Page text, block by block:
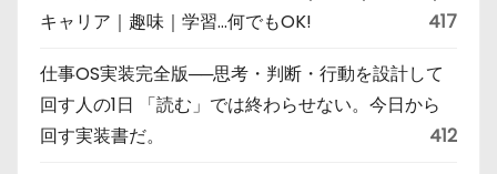
キャリア｜趣味｜学習…何でもOK!
417
仕事OS実装完全版──思考・判断・行動を設計して
回す人の1日 「読む」では終わらせない。今日から
回す実装書だ。
412